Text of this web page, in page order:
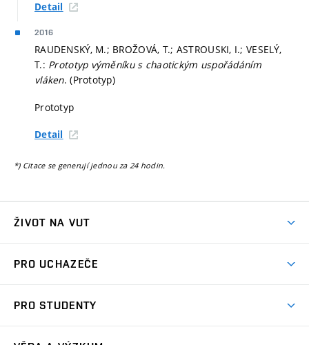
Detail
2016
RAUDENSKÝ, M.; BROŽOVÁ, T.; ASTROUSKI, I.; VESELÝ,
T.: Prototyp výměníku s chaotickým uspořádáním
vláken. (Prototyp)
Prototyp
Detail
*) Citace se generují jednou za 24 hodin.
ŽIVOT NA VUT
Koleje
PRO UCHAZEČE
Dny otevřených dveří
PRO STUDENTY